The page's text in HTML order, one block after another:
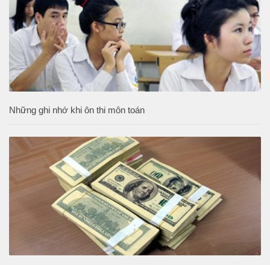
Những ghi nhớ khi ôn thi môn toán